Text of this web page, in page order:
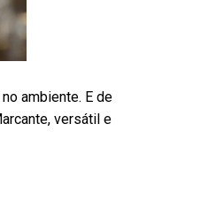
ambiente. E de
versátil e